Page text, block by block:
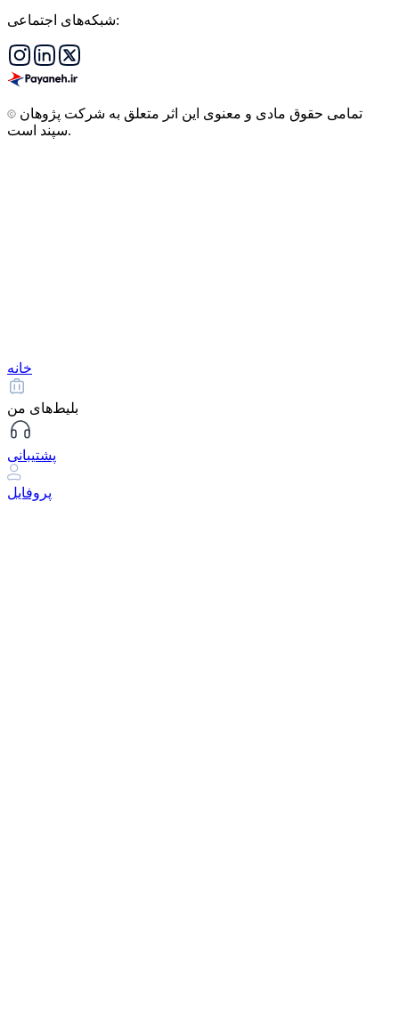
شبکه‌های اجتماعی:
سپند است.
خانه
بلیط‌های من
پشتیبانی
پروفایل